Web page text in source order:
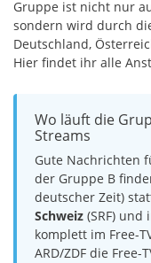
Gruppe ist nicht nur
sondern wird durch
Deutschland,
Hier findet ihr alle
Wo läuft die
Streams
Gute Nachrichten
der Gruppe B
deutscher Zeit)
Schweiz (SRF) und
komplett im Free-
ARD/ZDF die